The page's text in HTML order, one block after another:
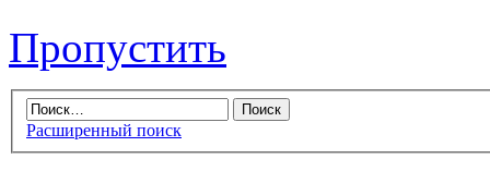
Пропустить
Расширенный поиск